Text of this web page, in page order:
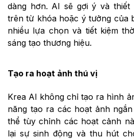
dàng hơn. AI sẽ gợi ý và
trên từ khóa hoặc ý tưởng của
nhiều lựa chọn và tiết kiệm
sáng tạo thương hiệu.
Tạo ra hoạt ảnh thú vị
Krea AI không chỉ tạo ra hình
năng tạo ra các hoạt ảnh
thể tùy chỉnh các hoạt cảnh
lại sự sinh động và thu hút